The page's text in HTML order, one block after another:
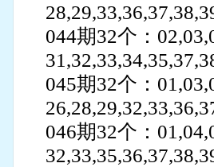
044期32个：
045期32个：
046期32个：